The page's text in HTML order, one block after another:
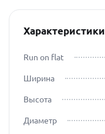
Характеристики
Run on flat
Ширина
Высота
Диаметр